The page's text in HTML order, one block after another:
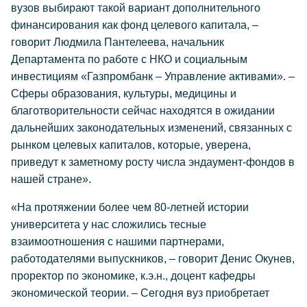
вузов выбирают такой вариант дополнительного
финансирования как фонд целевого капитала, –
говорит Людмила Пантелеева, начальник
Департамента по работе с НКО и социальным
инвестициям «Газпромбанк – Управление активами». –
Сферы образования, культуры, медицины и
благотворительности сейчас находятся в ожидании
дальнейших законодательных изменений, связанных с
рынком целевых капиталов, которые, уверена,
приведут к заметному росту числа эндаумент-фондов в
нашей стране».
«На протяжении более чем 80-летней истории
университета у нас сложились тесные
взаимоотношения с нашими партнерами,
работодателями выпускников, – говорит Денис Окунев,
проректор по экономике, к.э.н., доцент кафедры
экономической теории. – Сегодня вуз приобретает